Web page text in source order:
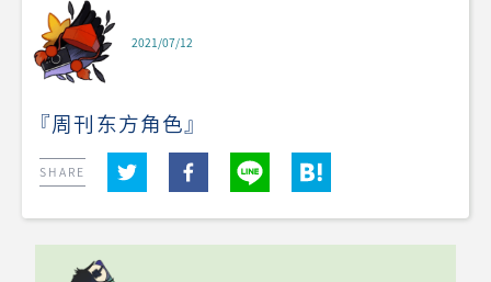
2021/07/12
『周刊东方角色』
SHARE